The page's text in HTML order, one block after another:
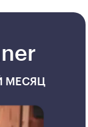
МЕСЯЦ